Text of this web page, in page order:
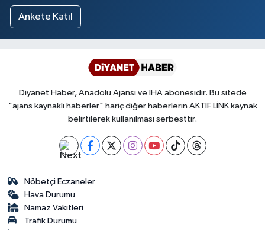
Ankete Katıl
Diyanet Haber, Anadolu Ajansı ve İHA abonesidir. Bu sitede
"ajans kaynaklı haberler" hariç diğer haberlerin AKTİF LİNK kaynak
belirtilerek kullanılması serbesttir.
Nöbetçi Eczaneler
Hava Durumu
Namaz Vakitleri
Trafik Durumu